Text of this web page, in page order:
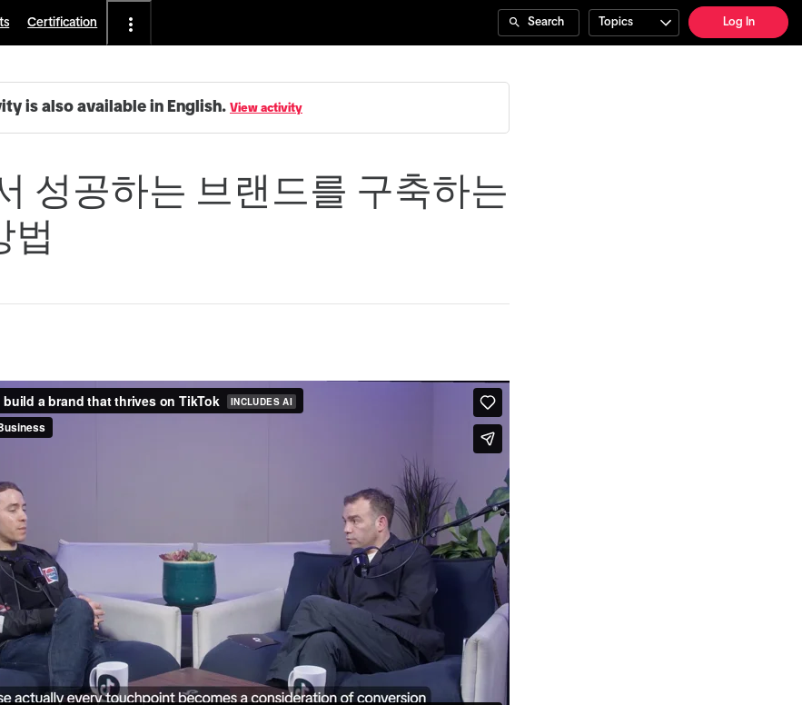
Certification Search Topics Log In
is also available in English. View activity
성공하는 브랜드를 구축하는
법